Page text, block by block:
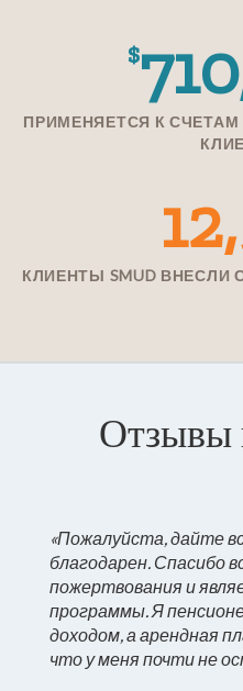
$
ПРИМЕНЯЕТСЯ К
КЛИЕНТЫ SMUD ВНЕСЛИ
Отзывы
«Пожалуйста, дайте
благодарен. Спасибо
пожертвования и
программы. Я
доходом, а арендная
что у меня почти не